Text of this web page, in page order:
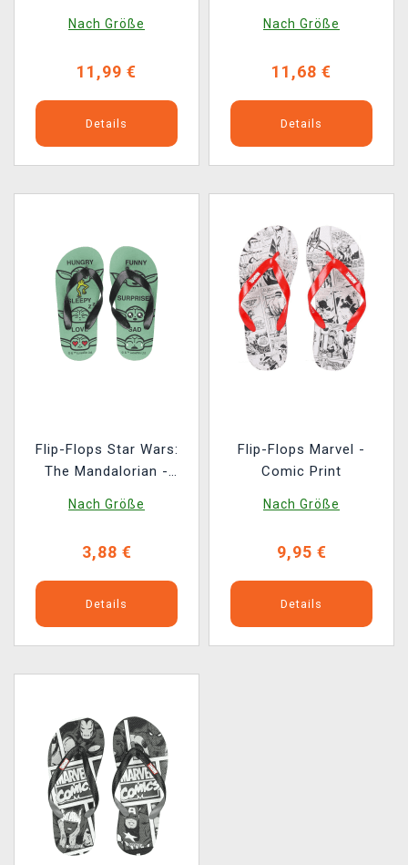
Nach Größe
11,99 €
Details
Nach Größe
11,68 €
Details
Flip-Flops Star Wars:
The Mandalorian -
Nach Größe
3,88 €
Details
Flip-Flops Marvel -
Comic Print
Nach Größe
9,95 €
Details